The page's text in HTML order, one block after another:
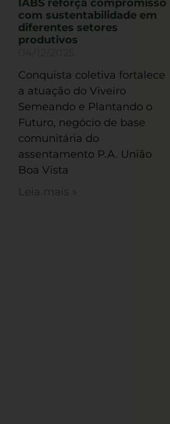
IABS reforça compromisso
com sustentabilidade em
diferentes setores
produtivos
Conquista coletiva fortalece
a atuação do Viveiro
Semeando e Plantando o
Futuro, negócio de base
comunitária do
assentamento P.A. União
Boa Vista
Leia mais »